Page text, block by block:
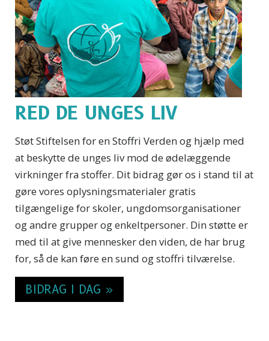
RED DE UNGES LIV
Støt Stiftelsen for en Stoffri Verden og hjælp med
at beskytte de unges liv mod de ødelæggende
virkninger fra stoffer. Dit bidrag gør os i stand til at
gøre vores oplysningsmaterialer gratis
tilgængelige for skoler, ungdomsorganisationer
og andre grupper og enkeltpersoner. Din støtte er
med til at give mennesker den viden, de har brug
for, så de kan føre en sund og stoffri tilværelse.
BIDRAG I DAG »